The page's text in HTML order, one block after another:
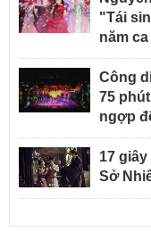
"Tái
năm
Công
75
ngợp
17
Sở